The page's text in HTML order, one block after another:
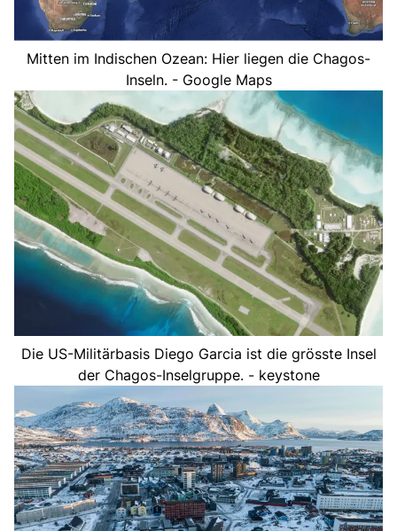
Mitten im Indischen Ozean: Hier liegen die Chagos-
Inseln. - Google Maps
Die US-Militärbasis Diego Garcia ist die grösste Insel
der Chagos-Inselgruppe. - keystone